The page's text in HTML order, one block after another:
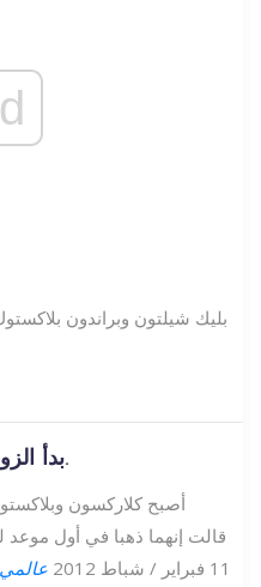
بليك شيلتون وبراندون
بدأ الزوجان المواعدة في عام 2012.
أصبح كلاركسون
11 فبراير / شباط 2012
عالمي